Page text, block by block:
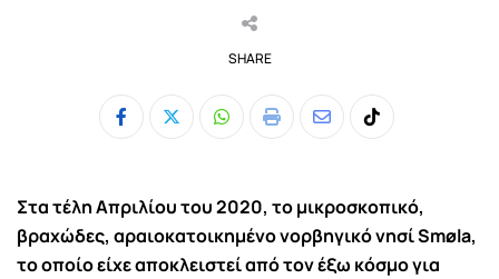
SHARE
Whatsapp
Print
ShareTiktok
Στα τέλη Απριλίου του 2020, το μικροσκοπικό,
βραχώδες, αραιοκατοικημένονορβηγικό νησί Smøla,
το οποίο είχε αποκλειστεί από τον έξω κόσμο για